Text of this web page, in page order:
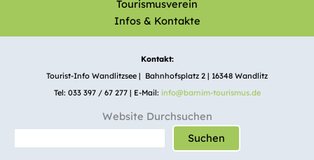
Tourismusverein
Infos & Kontakte
Kontakt:
Tourist-Info Wandlitzsee | Bahnhofsplatz 2 | 16348 Wandlitz
Tel: 033 397 / 67 277 | E-Mail: info@barnim-tourismus.de
Website Durchsuchen
Suchen